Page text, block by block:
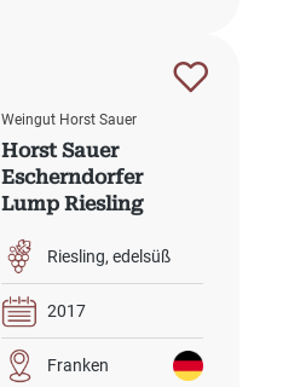
Weingut Horst Sauer
Horst Sauer
Escherndorfer
Lump Riesling
ese 2017
Riesling edelsüß
2017
Franken